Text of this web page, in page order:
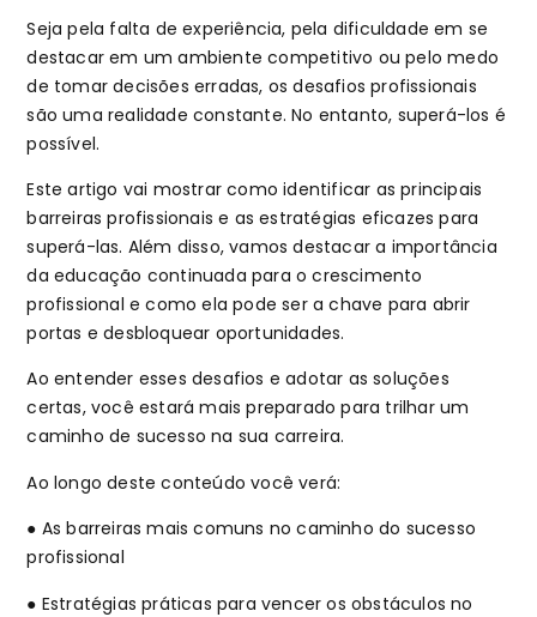
Seja pela falta de experiência, pela dificuldade em se
destacar em um ambiente competitivo ou pelo medo
de tomar decisões erradas, os desafios profissionais
são uma realidade constante. No entanto, superá-los é
possível.
Este artigo vai mostrar como identificar as principais
barreiras profissionais e as estratégias eficazes para
superá-las. Além disso, vamos destacar a importância
da educação continuada para o crescimento
profissional e como ela pode ser a chave para abrir
portas e desbloquear oportunidades.
Ao entender esses desafios e adotar as soluções
certas, você estará mais preparado para trilhar um
caminho de sucesso na sua carreira.
Ao longo deste conteúdo você verá:
● As barreiras mais comuns no caminho do sucesso
profissional
● Estratégias práticas para vencer os obstáculos no